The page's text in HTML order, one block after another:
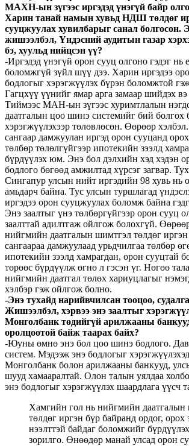
МАХН-ын зүгээс иргэдэд үнэгүй байр
Харин танай намын хувьд НДШ төлдөг
сууцжуулах хувилбарыг санал болгосон.
жишээлбэл, Үндэсний аудитын газар
бэ, хуульд нийцсэн үү?
-Иргэдэд үнэгүй орон сууц олгоно гэдэг нь
боломжгүй зүйл шүү дээ. Харин иргэдээ
бодлогыг хэрэгжүүлэх бүрэн боломжтой
Гагцхүү үүнийг ямар арга замаар шийдэх вэ
Тиймээс МАН-ын зүгээс хуримтлалын
даатгалын цоо шинэ системийг бий болгох
хэрэгжүүлэхээр төлөвлөсөн. Өөрөөр
сангаар дамжуулан иргэд орон сууцанд
төлбөр төлөлгүйгээр ипотекийн зээлд
бүрдүүлэх юм. Энэ бол дэлхийн хэд хэдэн
бодлого бөгөөд амжилтад хүрсэг загвар.
Сингапур улсын нийт иргэдийн 98 хувь нь
амьдарч байна. Тус улсын туршлагад
иргэдээ орон сууцжуулах боломж байна
Энэ заалтыг үнэ төлбөргүйгээр орон сууц
заалттай адилтгаж ойлгож болохгүй.
нийгмийн даатгалын шимтгэл төлдөг иргэн
сангаараа дамжуулаад урьдчилгаа төлбөр
ипотекийн зээлд хамрагдан, орон сууцтай
төрөөс бүрдүүлж өгнө л гэсэн үг. Нөгөө
нийгмийн даатгал төлөх хариуцлагыг
хэлбэр гэж ойлгож болно.
-Энэ тухайд нарийвчилсан тооцоо,
Жишээлбэл, хэрвээ энэ заалтыг
Монголбанк төдийгүй арилжааны
оролцоотой байж таарах байх?
-Юуны өмнө энэ бол цоо шинэ бодлого.
систем. Мэдээж энэ бодлогыг
Монголбанк болон арилжааны банкууд,
шууд хамааралтай. Олон талын уялдаа
энэ бодлогыг хэрэгжүүлэх шаардлага үүсч
Хамгийн гол нь нийгмийн даатгалын
төлдөг иргэн бүр байранд ордог, орох
нээлттэй байдаг боломжийг
зорилго. Өнөөдөр манай улсад орон